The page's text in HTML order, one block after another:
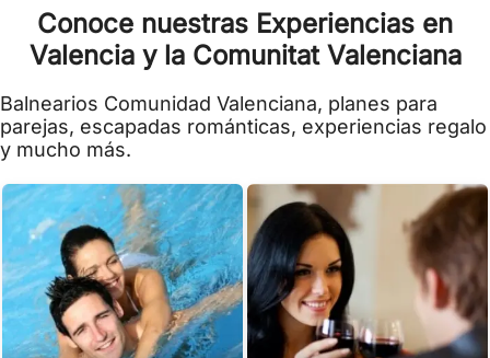
Conoce nuestras Experiencias en
Valencia y la Comunitat Valenciana
Balnearios Comunidad Valenciana, planes para
parejas, escapadas románticas, experiencias regalo
y mucho más.